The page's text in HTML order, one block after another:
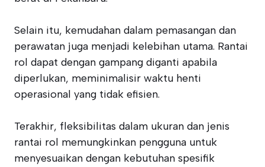
Selain itu, kemudahan dalam pemasangan dan
perawatan juga menjadi kelebihan utama. Rantai
rol dapat dengan gampang diganti apabila
diperlukan, meminimalisir waktu henti
operasional yang tidak efisien.
Terakhir, fleksibilitas dalam ukuran dan jenis
rantai rol memungkinkan pengguna untuk
menyesuaikan dengan kebutuhan spesifik